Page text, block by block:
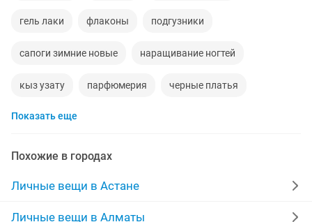
гель лаки флаконы подгузники
сапоги зимние новые наращивание ногтей
кыз узату парфюмерия черные платья
толстовка
ростовые куклы платье 40
размер 40 парфюмерная
Показать еще
Похожие в городах
Личные вещи в Астане
Личные вещи в Алматы